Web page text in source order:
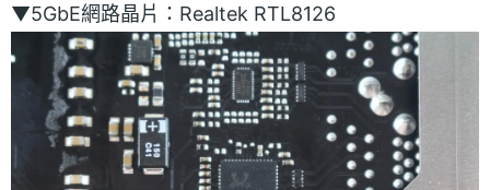
▼5GbE網路晶片：Realtek RTL8126